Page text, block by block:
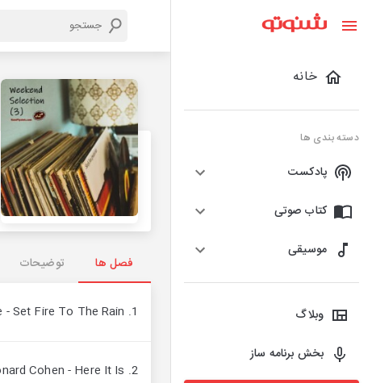
خانه
دسته بندی ها
پادکست
کتاب صوتی
موسیقی
وبلاگ
بخش برنامه ساز
فصل ها توضیحات
1. Adele - Set Fire To The Rain
2. Leonard Cohen - Here It Is